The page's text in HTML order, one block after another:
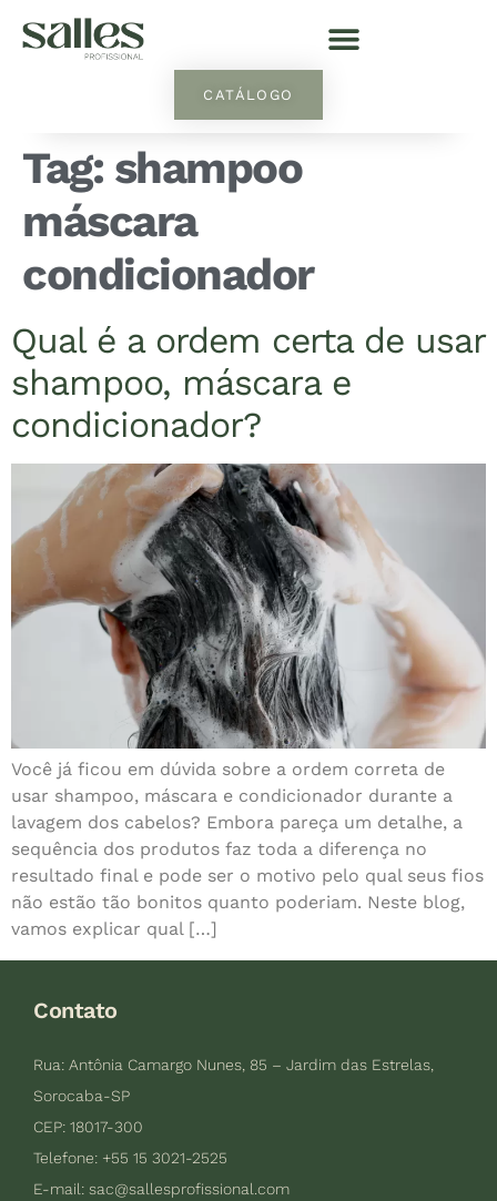
CATÁLOGO
Tag: shampoo
máscara
condicionador
Qual é a ordem certa de usar
shampoo, máscara e
condicionador?
Você já ficou em dúvida sobre a ordem correta de
usar shampoo, máscara e condicionador durante a
lavagem dos cabelos? Embora pareça um detalhe, a
sequência dos produtos faz toda a diferença no
resultado final e pode ser o motivo pelo qual seus fios
não estão tão bonitos quanto poderiam. Neste blog,
vamos explicar qual […]
Contato
Rua: Antônia Camargo Nunes, 85 – Jardim das Estrelas,
Sorocaba-SP
CEP: 18017-300
Telefone: +55 15 3021-2525
E-mail: sac@sallesprofissional.com